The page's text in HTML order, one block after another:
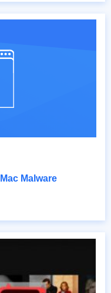
Mac Malware